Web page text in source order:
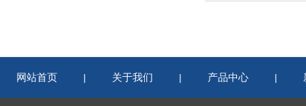
网站首页 | 关于我们 | 产品中心 |